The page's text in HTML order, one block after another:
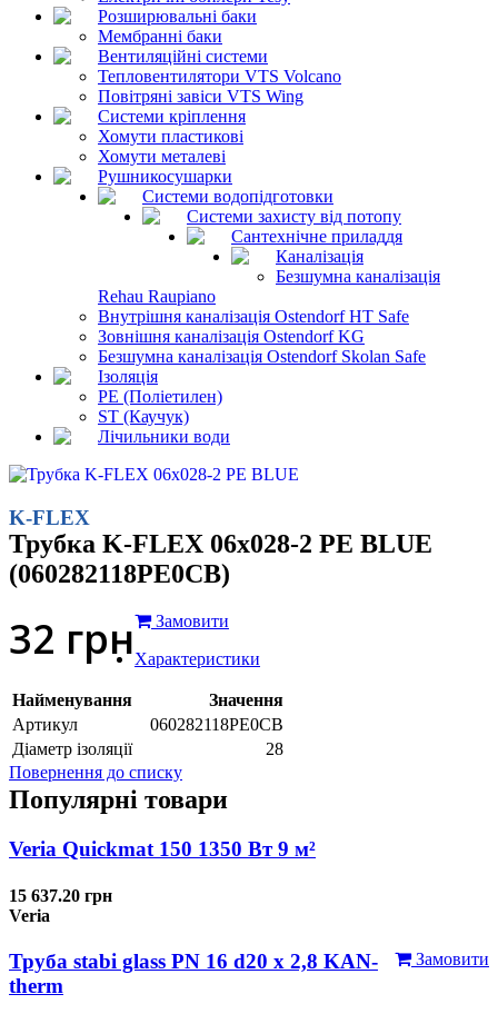
Розширювальні баки
Мембранні баки
Вентиляційні системи
Тепловентилятори VTS Volcano
Повітряні завіси VTS Wing
Системи кріплення
Хомути пластикові
Хомути металеві
Рушникосушарки
Системи водопідготовки
Системи захисту від потопу
Сантехнічне приладдя
Каналізація
Безшумна каналізація
Rehau Raupiano
Внутрішня каналізація Ostendorf HT Safe
Зовнішня каналізація Ostendorf KG
Безшумна каналізація Ostendorf Skolan Safe
Ізоляція
PE (Поліетилен)
ST (Каучук)
Лічильники води
K-FLEX
Трубка K-FLEX 06x028-2 РЕ BLUE
(060282118PE0CB)
32 грн
Замовити
Характеристики
Найменування
Значення
Артикул
060282118PE0CB
Діаметр ізоляції
28
Повернення до списку
Популярні товари
Veria Quickmat 150 1350 Вт 9 м²
15 637.20 грн
Veria
Замовити
Труба stabi glass PN 16 d20 х 2,8 KAN-
therm